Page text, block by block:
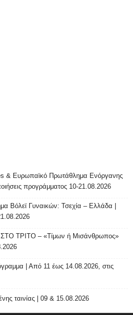
& Ευρωπαϊκό Πρωτάθλημα Ενόργανης
προγράμματος 10-21.08.2026
Βόλεϊ Γυναικών: Τσεχία – Ελλάδα |
ΤΡΙΤΟ – «Τίμων ή Μισάνθρωπος»
| Από 11 έως 14.08.2026, στις
ταινίας | 09 & 15.08.2026